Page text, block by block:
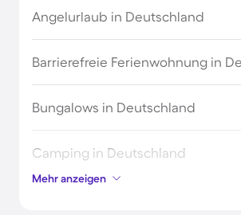
Angelurlaub in Deutschland
Barrierefreie Ferienwohnung in
Bungalows in Deutschland
Camping in Deutschland
Mehr anzeigen